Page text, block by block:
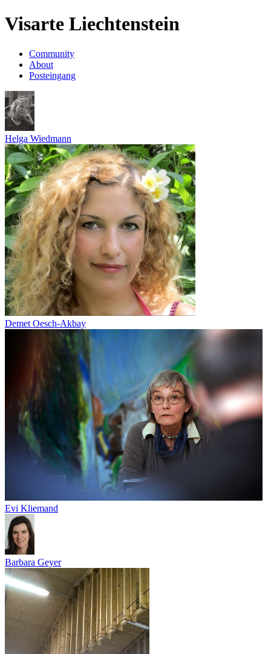
Visarte Liechtenstein
Community
About
Posteingang
Helga Wiedmann
Demet Oesch-Akbay
Evi Kliemand
Barbara Geyer